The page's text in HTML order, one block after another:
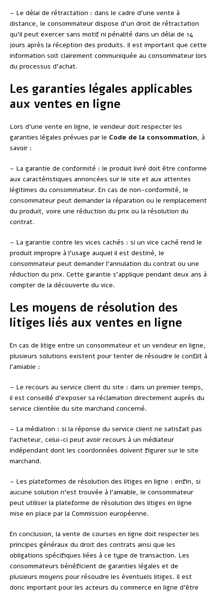
– Le délai de rétractation : dans le cadre d’une vente à
distance, le consommateur dispose d’un droit de rétractation
qu’il peut exercer sans motif ni pénalité dans un délai de 14
jours après la réception des produits. Il est important que cette
information soit clairement communiquée au consommateur lors
du processus d’achat.
Les garanties légales applicables
aux ventes en ligne
Lors d’une vente en ligne, le vendeur doit respecter les
garanties légales prévues par le Code de la consommation, à
savoir :
– La garantie de conformité : le produit livré doit être conforme
aux caractéristiques annoncées sur le site et aux attentes
légitimes du consommateur. En cas de non-conformité, le
consommateur peut demander la réparation ou le remplacement
du produit, voire une réduction du prix ou la résolution du
contrat.
– La garantie contre les vices cachés : si un vice caché rend le
produit impropre à l’usage auquel il est destiné, le
consommateur peut demander l’annulation du contrat ou une
réduction du prix. Cette garantie s’applique pendant deux ans à
compter de la découverte du vice.
Les moyens de résolution des
litiges liés aux ventes en ligne
En cas de litige entre un consommateur et un vendeur en ligne,
plusieurs solutions existent pour tenter de résoudre le conflit à
l’amiable :
– Le recours au service client du site : dans un premier temps,
il est conseillé d’exposer sa réclamation directement auprès du
service clientèle du site marchand concerné.
– La médiation : si la réponse du service client ne satisfait pas
l’acheteur, celui-ci peut avoir recours à un médiateur
indépendant dont les coordonnées doivent figurer sur le site
marchand.
– Les plateformes de résolution des litiges en ligne : enfin, si
aucune solution n’est trouvée à l’amiable, le consommateur
peut utiliser la plateforme de résolution des litiges en ligne
mise en place par la Commission européenne.
En conclusion, la vente de courses en ligne doit respecter les
principes généraux du droit des contrats ainsi que les
obligations spécifiques liées à ce type de transaction. Les
consommateurs bénéficient de garanties légales et de
plusieurs moyens pour résoudre les éventuels litiges. Il est
donc important pour les acteurs du commerce en ligne d’être